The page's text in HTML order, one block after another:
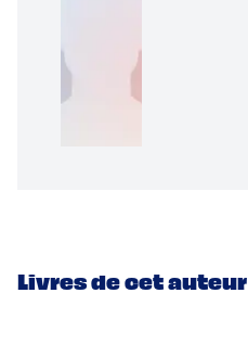
Livres de cet auteur